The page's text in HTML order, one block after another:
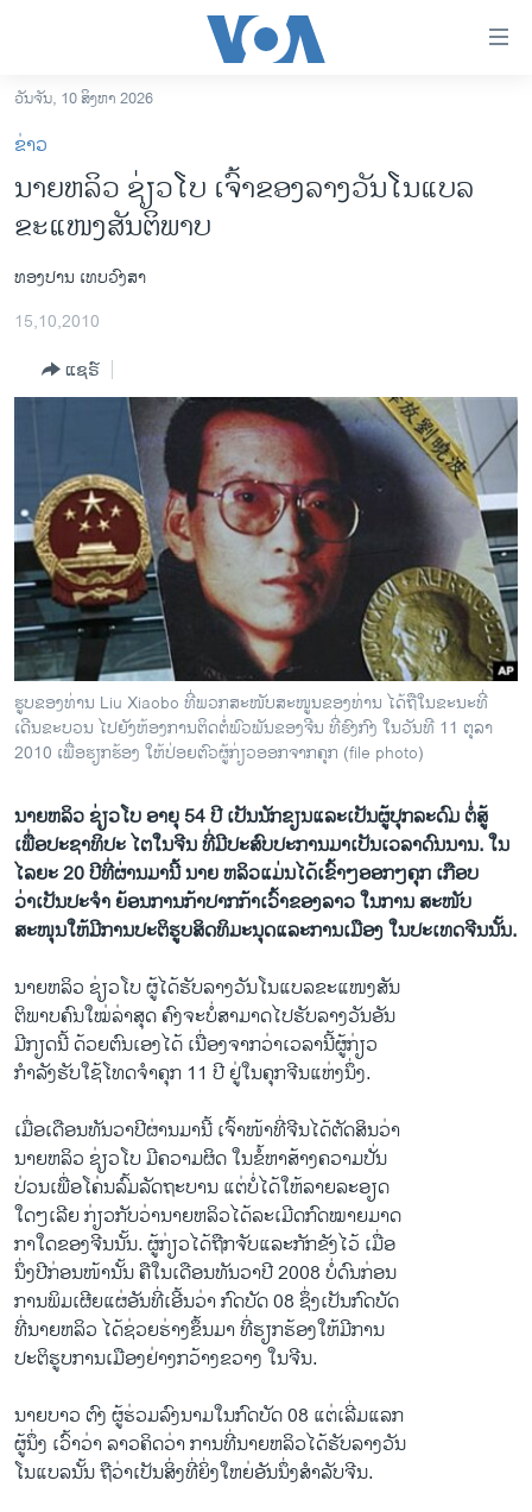
ເຂົ້າ
ຫາ
ຂ້າມ
ຂ້າມ
ຫາ
ຊອກ
ຄົ້ນ
ຂ່າວ​ຈີນ
ໂລກ
ເອເຊຍ
ອິດສະຫຼະພາບດ້ານການຂ່າວ
ຊີວິດຊາວລາວ
ຊຸມຊົນຊາວລາວ
ວິທະຍາສາດ-ເທັກໂນໂລຈີ
ທຸລະກິດ
ພາສາອັງກິດ
ວີດີໂອ
ສຽງ
ລາຍການກະຈາຍສຽງ
ລາຍງານ
ພາສາຕ່າງໆ
ວັນຈັນ, 10 ສິງຫາ 2026
ຂ່າວ
ນາຍຫລິວ ຊ່ຽວໂບ ເຈົ້າຂອງລາງວັນໂນແບລ
ຂະແໜງສັນຕິພາບ
ທອງປານ ເທບວົງສາ
15,10,2010
ແຊຣ໌
ຮູບຂອງທ່ານ Liu Xiaobo ທີ່ພວກສະໜັບສະໜູນຂອງທ່ານ ໄດ້ຖືໃນຂະນະທີ່
ເດີນຂະບວນ ໄປຍັງຫ້ອງການຕິດຕໍ່ພົວພັນຂອງຈີນ ທີ່ຮົງກົງ ໃນວັນທີ 11 ຕຸລາ
2010 ເພື່ອຮຽກຮ້ອງ ໃຫ້ປ່ອຍຕົວຜູ້ກ່ຽວອອກຈາກຄຸກ (file photo)
ນາຍຫລິວ ຊ່ຽວໂບ ອາຍຸ 54 ປີ ເປັນນັກຂຽນແລະເປັນຜູ້ປຸກລະດົມ ຕໍ່ສູ້
ເພື່ອປະຊາທິປະ ໄຕໃນຈີນ ທີ່ມີປະສົບປະການມາເປັນເວລາດົນນານ. ໃນ
ໄລຍະ 20 ປີທີ່ຜ່ານມານີ້ ນາຍ ຫລິວແມ່ນໄດ້ເຂົ້າໆອອກໆຄຸກ ເກືອບ
ວ່າເປັນປະຈໍາ ຍ້ອນການກ້າປາກກ້າເວົ້າຂອງລາວ ໃນການ ສະໜັບ
ສະໜຸນໃຫ້ມີການປະຕິຮູບສິດທິມະນຸດແລະການເມືອງ ໃນປະເທດຈີນນັ້ນ.
ນາຍຫລິວ ຊ່ຽວໂບ ຜູ້ໄດ້ຮັບລາງວັນໂນແບລຂະແໜງສັນ
ຕິພາບຄົນໃໝ່ລ່າສຸດ ຄົງ​ຈະບໍ່ສາມາດໄປຮັບລາງວັນອັນ
ມີກຽດນີ້ ດ້ວຍຕົນເອງໄດ້ ເນື່ອງຈາກວ່າເວລານີ້ຜູ້ກ່ຽວ
ກໍາລັງຮັບ​ໃຊ້​ໂທດຈຳຄຸກ 11 ປີ ຢູ່ໃນຄຸກຈີນແຫ່ງນຶ່ງ.
ເມື່ອເດືອນທັນວາປີຜ່ານມານີ້ ເຈົ້າໜ້າທີ່ຈີນ​ໄດ້ຕັດສິນວ່າ
ນາຍຫລິວ ຊ່ຽວໂບ ມີ​ຄວາມຜິດ ໃນຂໍ້ຫາສ້າງ​ຄວາມ​ປັ່ນ
ປ່ວນ​ເພື່ອໂຄ່ນລົ້ມລັດ​ຖະບານ ແຕ່ບໍ່ໄດ້ໃຫ້ລາຍລະອຽດ
ໃດໆເລີຍ ກ່ຽວກັບວ່ານາຍຫລິວໄດ້ລະເມີດກົດໝາຍມາດ
ກາໃດຂອງຈີນນັ້ນ. ຜູ້ກ່ຽວໄດ້ຖືກຈັບ​ແລະ​ກັກ​ຂັງໄວ້ ​ເມື່ອ
ນຶ່ງປີກ່ອນໜ້ານັ້ນ ຄືໃນເດືອນທັນວາປີ 2008 ບໍ່ດົນກ່ອນ
ການພິມເຜີຍແຜ່ອັນ​ທີ່​ເອີ້ນ​ວ່າ ກົດບັດ 08 ຊຶ່ງເປັນກົດບັດ
ທີ່ນາຍຫລິວ ໄດ້ຊ່ວຍຮ່າງຂຶ້ນມາ ທີ່ຮຽກຮ້ອງໃຫ້ມີການ
ປະຕິຮູບການເມືອງຢ່າງກວ້າງຂວາງ ໃນຈີນ.
ນາຍບາວ ຕົງ ຜູ້ຮ່ວມລົງນາມ​ໃນກົດບັດ 08 ແຕ່ເລີ່ມແລກ
ຜູ້ນຶ່ງ ເວົ້າວ່າ ລາວຄິດວ່າ ການ​ທີ່ນາຍຫລິວ​ໄດ້​ຮັບລາງວັນ
ໂນແບລນັ້ນ ຖືວ່າເປັນສິ່ງທີ່ຍິ່ງໃຫຍ່ອັນນຶ່ງສໍາລັບຈີນ.